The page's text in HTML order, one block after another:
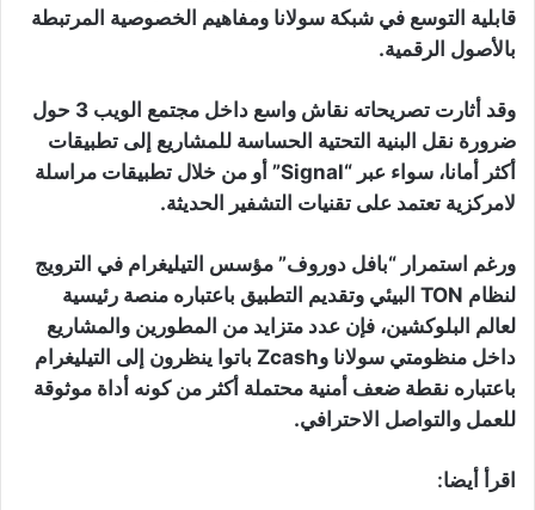
قابلية التوسع في شبكة سولانا ومفاهيم الخصوصية المرتبطة
بالأصول الرقمية.
وقد أثارت تصريحاته نقاش واسع داخل مجتمع الويب 3 حول
ضرورة نقل البنية التحتية الحساسة للمشاريع إلى تطبيقات
أكثر أمانا، سواء عبر “Signal” أو من خلال تطبيقات مراسلة
لامركزية تعتمد على تقنيات التشفير الحديثة.
ورغم استمرار “بافل دوروف” مؤسس التيليغرام في الترويج
لنظام TON البيئي وتقديم التطبيق باعتباره منصة رئيسية
لعالم البلوكشين، فإن عدد متزايد من المطورين والمشاريع
داخل منظومتي سولانا وZcash باتوا ينظرون إلى التيليغرام
باعتباره نقطة ضعف أمنية محتملة أكثر من كونه أداة موثوقة
للعمل والتواصل الاحترافي.
اقرأ أيضا: